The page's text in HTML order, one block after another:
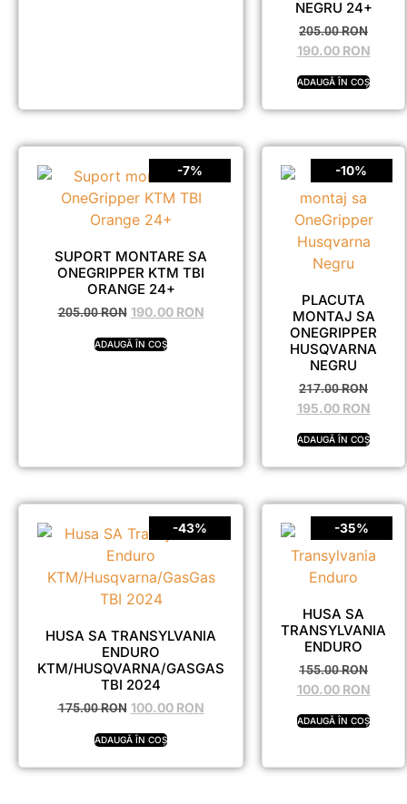
NEGRU 24+
205.00RON
190.00 RON
ADAUGĂ ÎN COȘ
-7%
SUPORT MONTARE SA
ONEGRIPPER KTM TBI
ORANGE 24+
205.00RON 190.00 RON
ADAUGĂ ÎN COȘ
-10%
PLACUTA
MONTAJ SA
ONEGRIPPER
HUSQVARNA
NEGRU
217.00RON
195.00 RON
ADAUGĂ ÎN COȘ
-43%
HUSA SA TRANSYLVANIA
ENDURO
KTM/HUSQVARNA/GASGAS
TBI 2024
175.00RON 100.00 RON
ADAUGĂ ÎN COȘ
-35%
HUSA SA
TRANSYLVANIA
ENDURO
155.00RON
100.00 RON
ADAUGĂ ÎN COȘ